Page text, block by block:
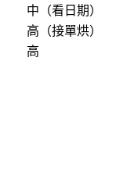
中（看日期）
高（接單烘）
高